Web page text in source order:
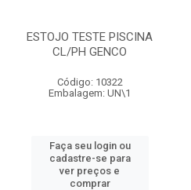
ESTOJO TESTE PISCINA
CL/PH GENCO
Código: 10322
Embalagem: UN\1
Faça seu login ou
cadastre-se para
ver preços e
comprar